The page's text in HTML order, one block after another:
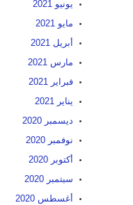
يونيو 2021
مايو 2021
أبريل 2021
مارس 2021
فبراير 2021
يناير 2021
ديسمبر 2020
نوفمبر 2020
أكتوبر 2020
سبتمبر 2020
أغسطس 2020